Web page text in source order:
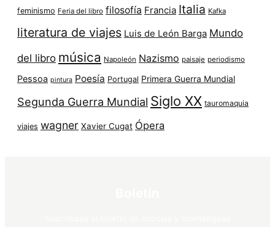
feminismo Feria del libro filosofía Francia Italia Kafka
literatura de viajes Luis de León Barga Mundo
del libro música Napoleón Nazismo paisaje periodismo
Pessoa pintura Poesía Portugal Primera Guerra Mundial
Segunda Guerra Mundial Siglo XX tauromaquia
viajes wagner Xavier Cugat Ópera